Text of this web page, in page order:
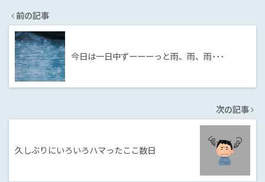
前の記事
今日は一日中ずーーーっと雨、雨、雨･･･
次の記事
久しぶりにいろいろハマったここ数日